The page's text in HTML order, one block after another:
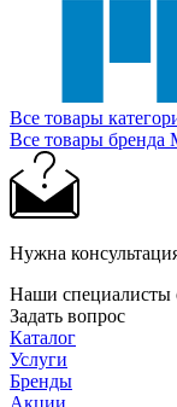
Все товары
Все товары бренда
Нужна
Наши специалисты
Задать вопрос
Каталог
Услуги
Бренды
Акции